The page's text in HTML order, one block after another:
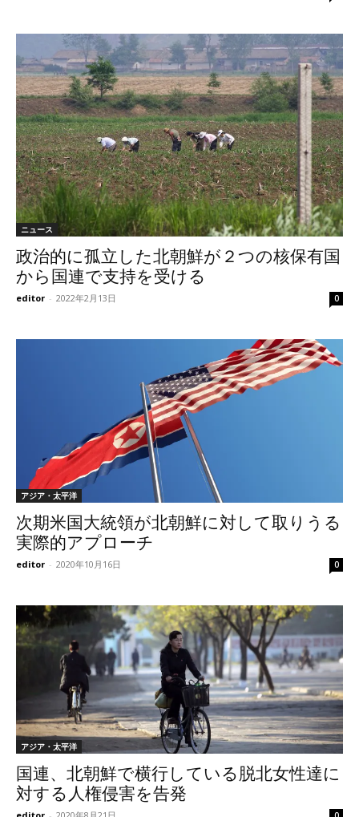
ニュース
政治的に孤立した北朝鮮が２つの核保有国
から国連で支持を受ける
editor - 2022年2月13日 0
アジア・太平洋
次期米国大統領が北朝鮮に対して取りうる
実際的アプローチ
editor - 2020年10月16日 0
アジア・太平洋
国連、北朝鮮で横行している脱北女性達に
対する人権侵害を告発